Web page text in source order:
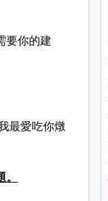
要你的建
最愛吃你燉